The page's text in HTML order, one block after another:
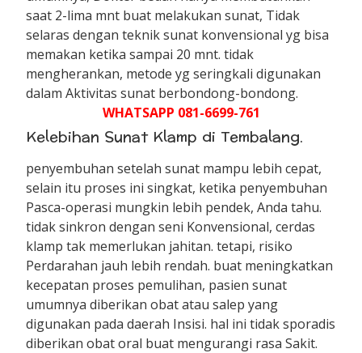
saat 2-lima mnt buat melakukan sunat, Tidak
selaras dengan teknik sunat konvensional yg bisa
memakan ketika sampai 20 mnt. tidak
mengherankan, metode yg seringkali digunakan
dalam Aktivitas sunat berbondong-bondong.
WHATSAPP 081-6699-761
Kelebihan Sunat Klamp di Tembalang.
penyembuhan setelah sunat mampu lebih cepat,
selain itu proses ini singkat, ketika penyembuhan
Pasca-operasi mungkin lebih pendek, Anda tahu.
tidak sinkron dengan seni Konvensional, cerdas
klamp tak memerlukan jahitan. tetapi, risiko
Perdarahan jauh lebih rendah. buat meningkatkan
kecepatan proses pemulihan, pasien sunat
umumnya diberikan obat atau salep yang
digunakan pada daerah Insisi. hal ini tidak sporadis
diberikan obat oral buat mengurangi rasa Sakit.